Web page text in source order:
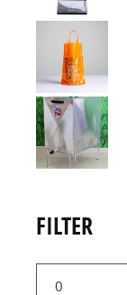
FILTER
Min
price